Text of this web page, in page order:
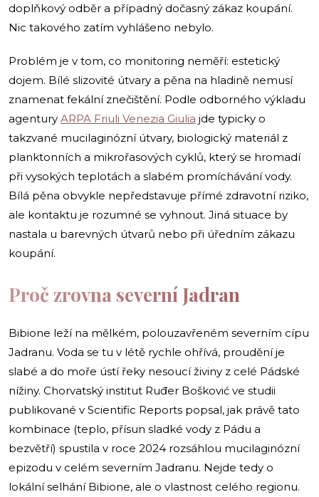
doplňkový odběr a případný dočasný zákaz koupání.
Nic takového zatím vyhlášeno nebylo.
Problém je v tom, co monitoring neměří: estetický
dojem. Bílé slizovité útvary a pěna na hladině nemusí
znamenat fekální znečištění. Podle odborného výkladu
agentury ARPA Friuli Venezia Giulia jde typicky o
takzvané mucilaginózní útvary, biologický materiál z
planktonních a mikrořasových cyklů, který se hromadí
při vysokých teplotách a slabém promíchávání vody.
Bílá pěna obvykle nepředstavuje přímé zdravotní riziko,
ale kontaktu je rozumné se vyhnout. Jiná situace by
nastala u barevných útvarů nebo při úředním zákazu
koupání.
Proč zrovna severní Jadran
Bibione leží na mělkém, polouzavřeném severním cípu
Jadranu. Voda se tu v létě rychle ohřívá, proudění je
slabé a do moře ústí řeky nesoucí živiny z celé Pádské
nížiny. Chorvatský institut Ruđer Bošković ve studii
publikované v Scientific Reports popsal, jak právě tato
kombinace (teplo, přísun sladké vody z Pádu a
bezvětří) spustila v roce 2024 rozsáhlou mucilaginózní
epizodu v celém severním Jadranu. Nejde tedy o
lokální selhání Bibione, ale o vlastnost celého regionu.